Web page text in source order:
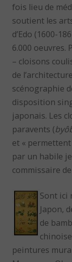
fois lieu de
soutient les
d’Edo (1600-
6.000 oeuvres.
– cloisons
de
scénographie
disposition
japonais. Les
paravents (
et « permettent
par un habile
commissaire
Sont ici
Japon,
de
peintures